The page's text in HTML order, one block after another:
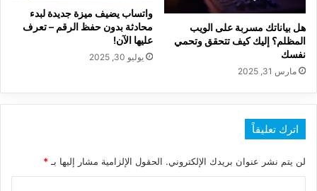
هل بياناتك مسربة على الويب
المظلم؟ إليك كيف تتحقق وتحمي
نفسك
مارس 31, 2025
واتساب يضيف ميزة جديدة لبدء
محادثة بدون حفظ الرقم – تعرف
عليها الآن!
يوليو 30, 2025
اترك تعليقاً
لن يتم نشر عنوان بريدك الإلكتروني. الحقول الإلزامية مشار إليها بـ*